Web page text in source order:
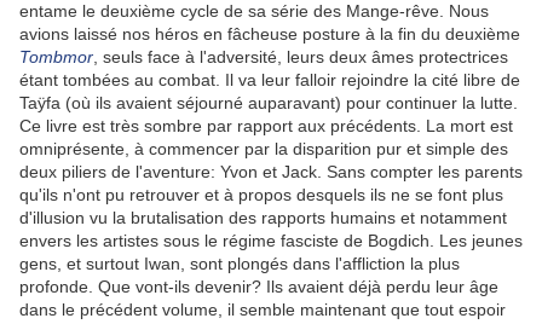
entame le deuxième cycle de sa série des Mange-rêve. Nous
avions laissé nos héros en fâcheuse posture à la fin du deuxième
Tombmor , seuls face à l'adversité, leurs deux âmes protectrices
étant tombées au combat. Il va leur falloir rejoindre la cité libre de
Taÿfa (où ils avaient séjourné auparavant) pour continuer la lutte.
Ce livre est très sombre par rapport aux précédents. La mort est
omniprésente, à commencer par la disparition pur et simple des
deux piliers de l'aventure: Yvon et Jack. Sans compter les parents
qu'ils n'ont pu retrouver et à propos desquels ils ne se font plus
d'illusion vu la brutalisation des rapports humains et notamment
envers les artistes sous le régime fasciste de Bogdich. Les jeunes
gens, et surtout Iwan, sont plongés dans l'affliction la plus
profonde. Que vont-ils devenir? Ils avaient déjà perdu leur âge
dans le précédent volume, il semble maintenant que tout espoir